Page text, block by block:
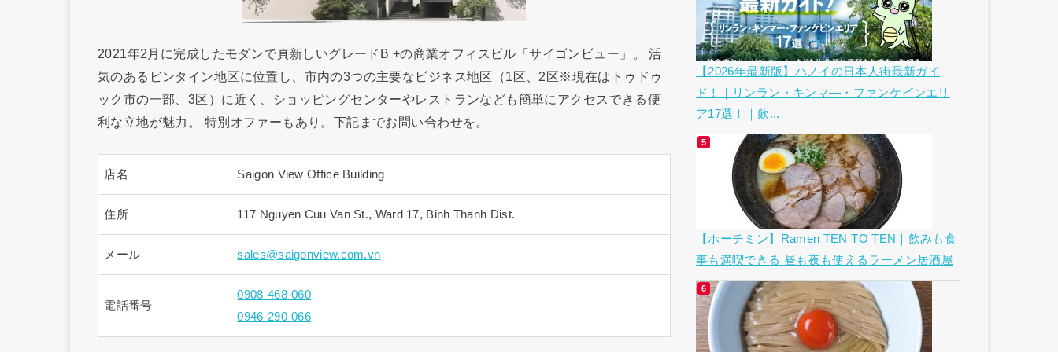
2021年2月に完成したモダンで真新しいグレードB +の商業オフィスビル「サイゴンビュー」。 活
気のあるビンタイン地区に位置し、市内の3つの主要なビジネス地区（1区、2区※現在はトゥドゥ
ック市の一部、3区）に近く、ショッピングセンターやレストランなども簡単にアクセスできる便
利な立地が魅力。 特別オファーもあり。下記までお問い合わせを。
店名 Saigon View Office Building
住所 117 Nguyen Cuu Van St., Ward 17, Binh Thanh Dist.
メール sales@saigonview.com.vn
電話番号
0908-468-060
0946-290-066
【2026年最新版】ハノイの日本人街最新ガイ
ド！｜リンラン・キンマ―・ファンケビンエリ
ア17選！｜飲...
【ホーチミン】Ramen TEN TO TEN｜飲みも食
事も満喫できる 昼も夜も使えるラーメン居酒屋